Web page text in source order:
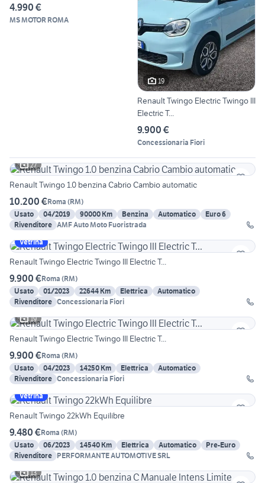
4.990 €
MS MOTOR ROMA
19
Renault Twingo Electric Twingo III
Electric T...
9.900 €
Concessionaria Fiori
27
Renault Twingo 1.0 benzina Cabrio Cambio automatic
10.200 €Roma (RM)
Usato
04/2019 90000 Km Benzina Automatico
Euro 6
Rivenditore AMF Auto Moto Fuoristrada
Vetrina
Renault Twingo Electric Twingo III Electric T...
9.900 €Roma (RM)
Usato
01/2023 22644 Km Elettrica
Automatico
Rivenditore Concessionaria Fiori
19
Renault Twingo Electric Twingo III Electric T...
9.900 €Roma (RM)
Usato
04/2023 14250 Km Elettrica
Automatico
Rivenditore Concessionaria Fiori
Vetrina
Renault Twingo 22kWh Equilibre
9.480 €Roma (RM)
Usato
06/2023 14540 Km Elettrica Automatico
Pre-Euro
Rivenditore PERFORMANTE AUTOMOTIVE SRL
13